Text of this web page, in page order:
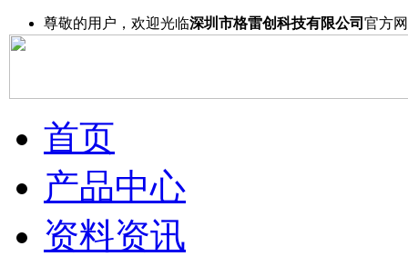
尊敬的用户，欢迎光临深圳市格雷创科技有限公司 官方
首页
产品中心
资料资讯